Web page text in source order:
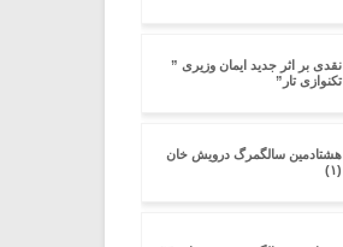
نقدی بر اثر جدید ایمان وزیری ”
تکنوازی تار”
هشتادمین سالگمرگ درویش خان
(۱)